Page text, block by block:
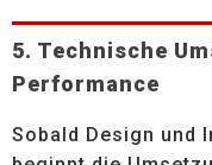
5. Technische
Performance
Sobald Design und